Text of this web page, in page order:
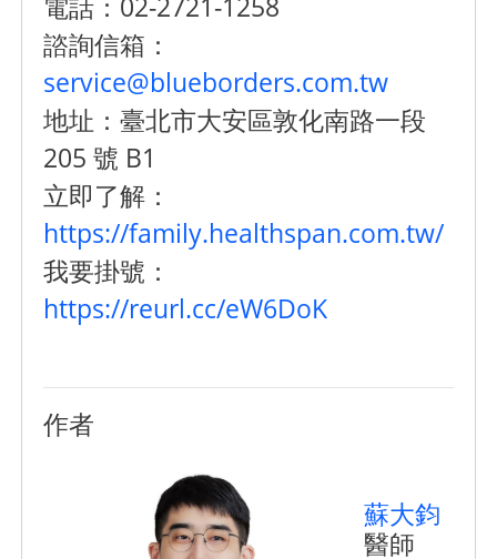
電話：02-2721-1258
諮詢信箱：
service@blueborders.com.tw
地址：臺北市大安區敦化南路一段
205 號 B1
立即了解：
https://family.healthspan.com.tw/
我要掛號：
https://reurl.cc/eW6DoK
作者
蘇大鈞
醫師